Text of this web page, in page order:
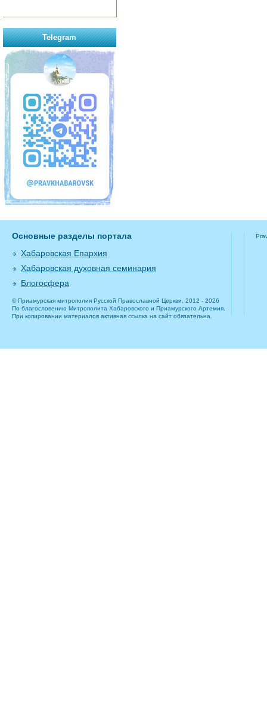
Telegram
Основные разделы портала
Хабаровская Епархия
Хабаровская духовная семинария
Блогосфера
© Приамурская митрополия Русской Православной Церкви, 2012 - 2026
По благословению Митрополита Хабаровского и Приамурского Артемия.
При копировании материалов активная ссылка на сайт обязательна.